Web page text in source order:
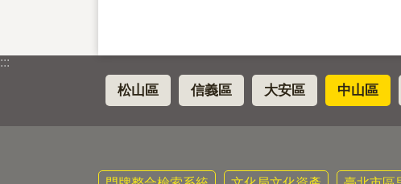
:::
松山區 信義區 大安區 中山區